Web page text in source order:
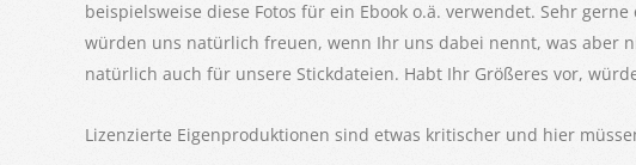
beispielsweise diese Fotos für ein Ebook o.ä. verwendet. Sehr
würden uns natürlich freuen, wenn Ihr uns dabei nennt, was aber
natürlich auch für unsere Stickdateien. Habt Ihr Größeres vor,
Lizenzierte Eigenproduktionen sind etwas kritischer und hier